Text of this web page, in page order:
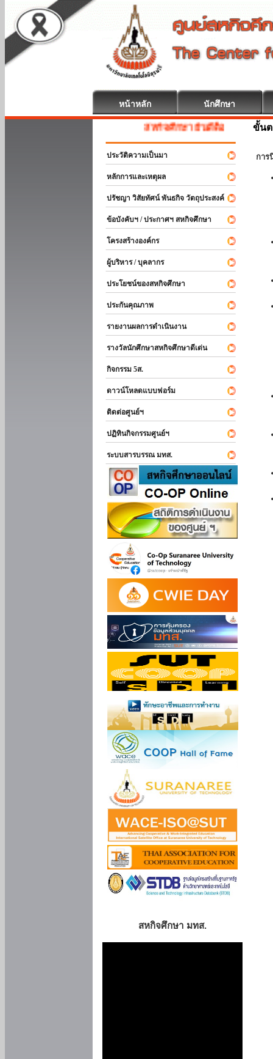
หน้าหลัก นักศึกษา
สหกิจศึกษา ยินดีต้อนรับ
ประวัติความเป็นมา
หลักการและเหตุผล
ปรัชญา วิสัยทัศน์ พันธกิจ วัตถุประสงค์
ข้อบังคับฯ / ประกาศฯ สหกิจศึกษา
โครงสร้างองค์กร
ผู้บริหาร / บุคลากร
ประโยชน์ของสหกิจศึกษา
ประกันคุณภาพ
รายงานผลการดำเนินงาน
รางวัลนักศึกษาสหกิจศึกษาดีเด่น
กิจกรรม 5ส.
ดาวน์โหลดแบบฟอร์ม
ติดต่อศูนย์ฯ
ปฏิทินกิจกรรมศูนย์ฯ
ระบบสารบรรณ มทส.
สหกิจศึกษา มทส.
ขั้นต
การ